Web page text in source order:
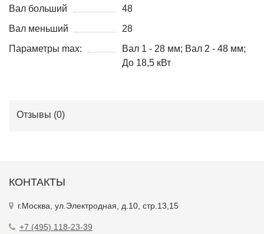
Вал больший
48
Вал меньший
28
Параметры max:
Вал 1 - 28 мм; Вал 2 - 48 мм;
До 18,5 кВт
Отзывы (0)
КОНТАКТЫ
г.Москва, ул.Электродная, д.10, стр.13,15
+7 (495) 118-23-39